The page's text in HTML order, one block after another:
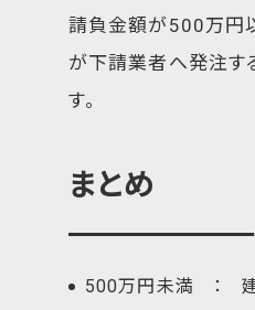
請負金額が500万円
が下請業者へ発注す
す。
まとめ
500万円未満 ：